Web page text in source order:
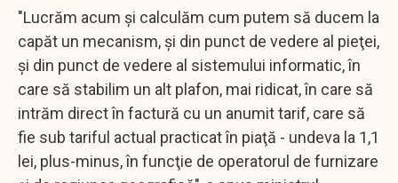
"Lucrăm acum şi calculăm cum putem să ducem la
capăt un mecanism, şi din punct de vedere al pieţei,
şi din punct de vedere al sistemului informatic, în
care să stabilim un alt plafon, mai ridicat, în care să
intrăm direct în factură cu un anumit tarif, care să
fie sub tariful actual practicat în piaţă - undeva la 1,1
lei, plus-minus, în funcţie de operatorul de furnizare